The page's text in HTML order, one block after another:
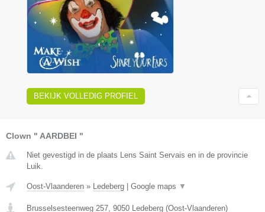
BEKIJK VOLLEDIG PROFIEL
Clown " AARDBEI "
Niet gevestigd in de plaats Lens Saint Servais en in de provincie
Luik.
Oost-Vlaanderen » Ledeberg | Google maps ▼
Brusselsesteenweg 257 9050 Ledeberg (Oost-Vlaanderen)